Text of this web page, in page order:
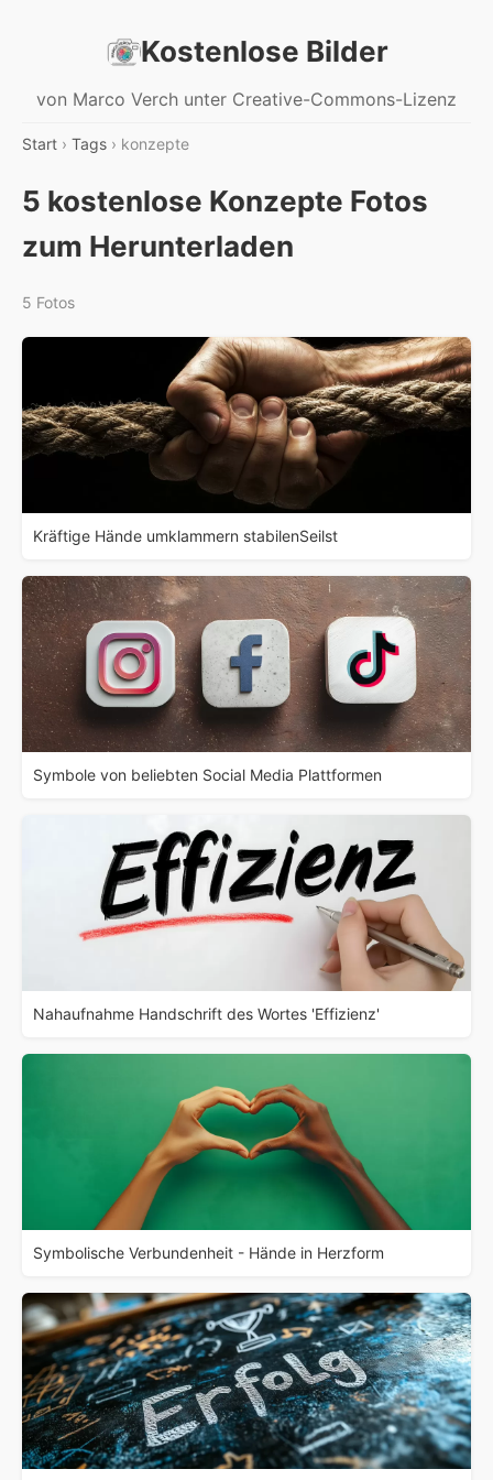
Kostenlose Bilder
von Marco Verch unter Creative-Commons-Lizenz
Start › Tags › konzepte
5 kostenlose Konzepte Fotos
zum Herunterladen
5 Fotos
Kräftige Hände umklammern stabilenSeilst
Symbole von beliebten Social Media Plattformen
Nahaufnahme Handschrift des Wortes 'Effizienz'
Symbolische Verbundenheit - Hände in Herzform